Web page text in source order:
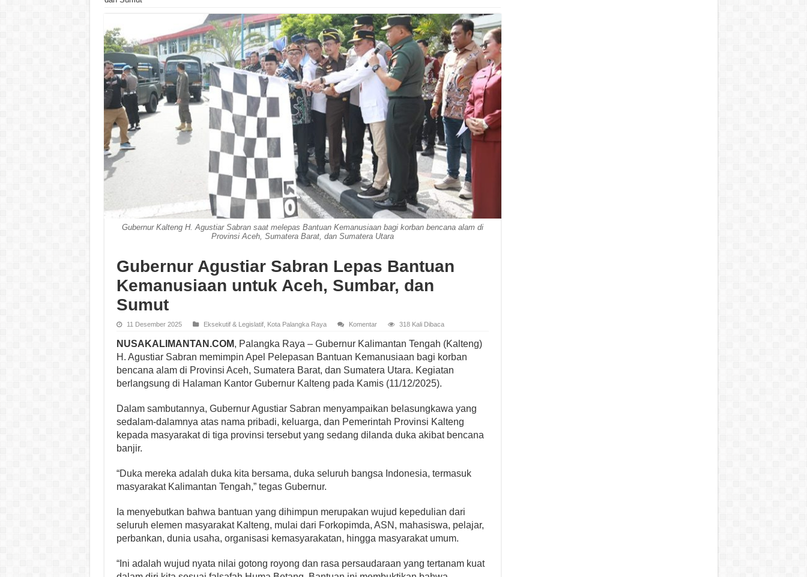
Gubernur Kalteng H. Agustiar Sabran saat melepas Bantuan Kemanusiaan bagi korban bencana alam di
Provinsi Aceh, Sumatera Barat, dan Sumatera Utara
Gubernur Agustiar Sabran Lepas Bantuan
Kemanusiaan untuk Aceh, Sumbar, dan
Sumut
11 Desember 2025 Eksekutif & Legislatif, Kota Palangka Raya Komentar 318 Kali Dibaca
NUSAKALIMANTAN.COM, Palangka Raya – Gubernur Kalimantan Tengah (Kalteng)
H. Agustiar Sabran memimpin Apel Pelepasan Bantuan Kemanusiaan bagi korban
bencana alam di Provinsi Aceh, Sumatera Barat, dan Sumatera Utara. Kegiatan
berlangsung di Halaman Kantor Gubernur Kalteng pada Kamis (11/12/2025).
Dalam sambutannya, Gubernur Agustiar Sabran menyampaikan belasungkawa yang
sedalam-dalamnya atas nama pribadi, keluarga, dan Pemerintah Provinsi Kalteng
kepada masyarakat di tiga provinsi tersebut yang sedang dilanda duka akibat bencana
banjir.
“Duka mereka adalah duka kita bersama, duka seluruh bangsa Indonesia, termasuk
masyarakat Kalimantan Tengah,” tegas Gubernur.
Ia menyebutkan bahwa bantuan yang dihimpun merupakan wujud kepedulian dari
seluruh elemen masyarakat Kalteng, mulai dari Forkopimda, ASN, mahasiswa, pelajar,
perbankan, dunia usaha, organisasi kemasyarakatan, hingga masyarakat umum.
“Ini adalah wujud nyata nilai gotong royong dan rasa persaudaraan yang tertanam kuat